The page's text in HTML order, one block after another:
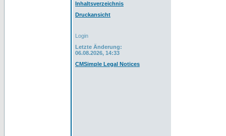
Inhaltsverzeichnis
Druckansicht
Login
Letzte Änderung:
06.08.2026, 14:33
CMSimple Legal Notices